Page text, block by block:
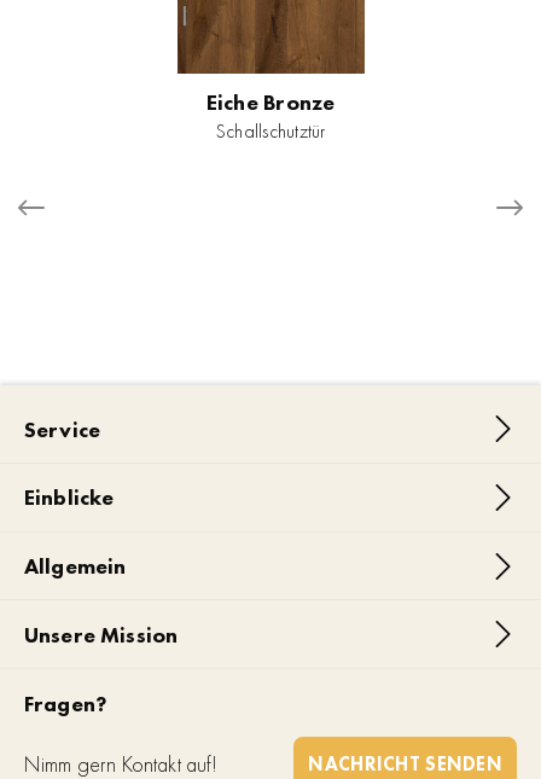
Eiche Bronze
Schallschutztür
Service
Einblicke
Allgemein
Unsere Mission
Fragen?
Nimm gern Kontakt auf! NACHRICHT SENDEN